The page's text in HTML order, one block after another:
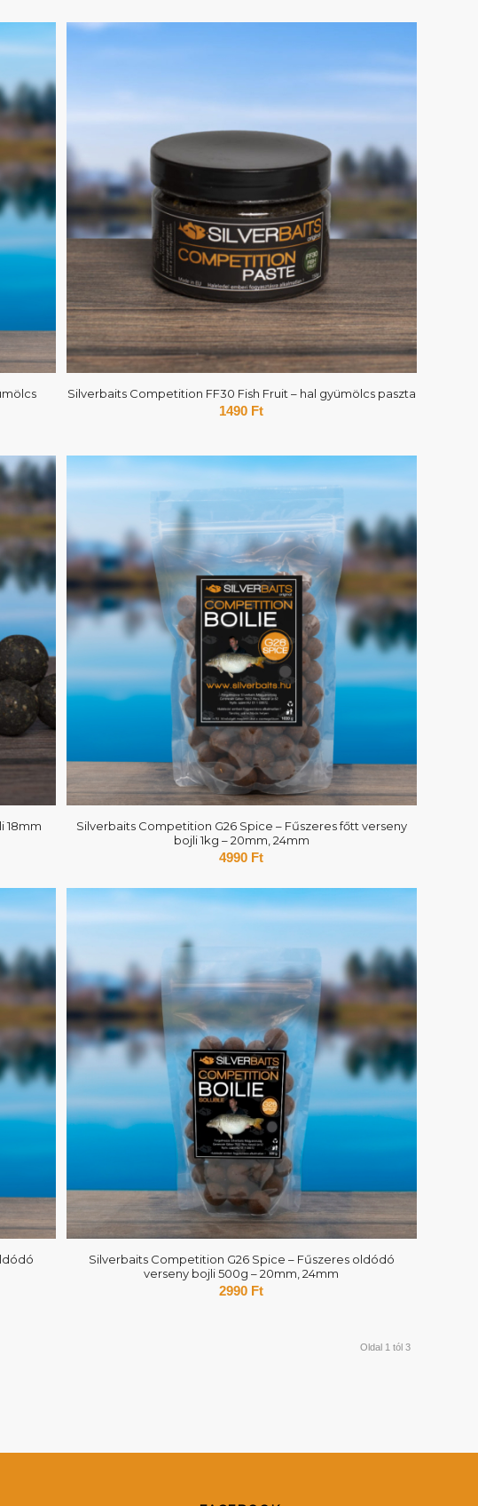
Silverbaits Competition FF30 Fish Fruit – hal gyümölcs paszta
1490 Ft
18mm
Silverbaits Competition G26 Spice – Fűszeres főtt verseny
bojli 1kg – 20mm, 24mm
4990 Ft
Silverbaits Competition G26 Spice – Fűszeres oldódó
verseny bojli 500g – 20mm, 24mm
2990 Ft
Oldal 1 tól 3